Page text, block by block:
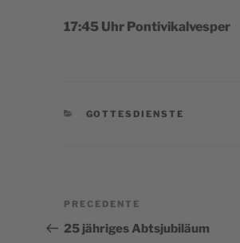
17:45 Uhr Pontivikalvesper
CATEGORIE
GOTTESDIENSTE
Navigazione
articoli
Articolo
precedente:
PRECEDENTE
25 jähriges Abtsjubiläum